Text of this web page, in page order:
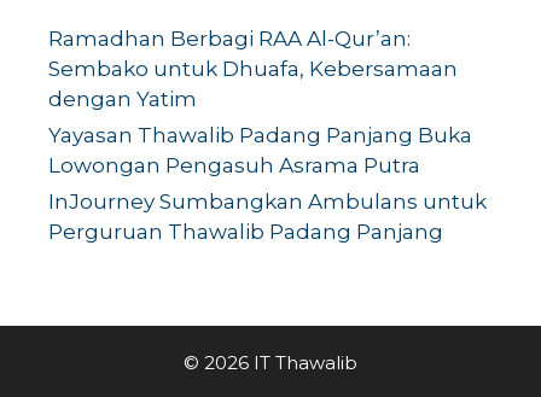
Ramadhan Berbagi RAA Al-Qur’an:
Sembako untuk Dhuafa, Kebersamaan
dengan Yatim
Yayasan Thawalib Padang Panjang Buka
Lowongan Pengasuh Asrama Putra
InJourney Sumbangkan Ambulans untuk
Perguruan Thawalib Padang Panjang
© 2026 IT Thawalib